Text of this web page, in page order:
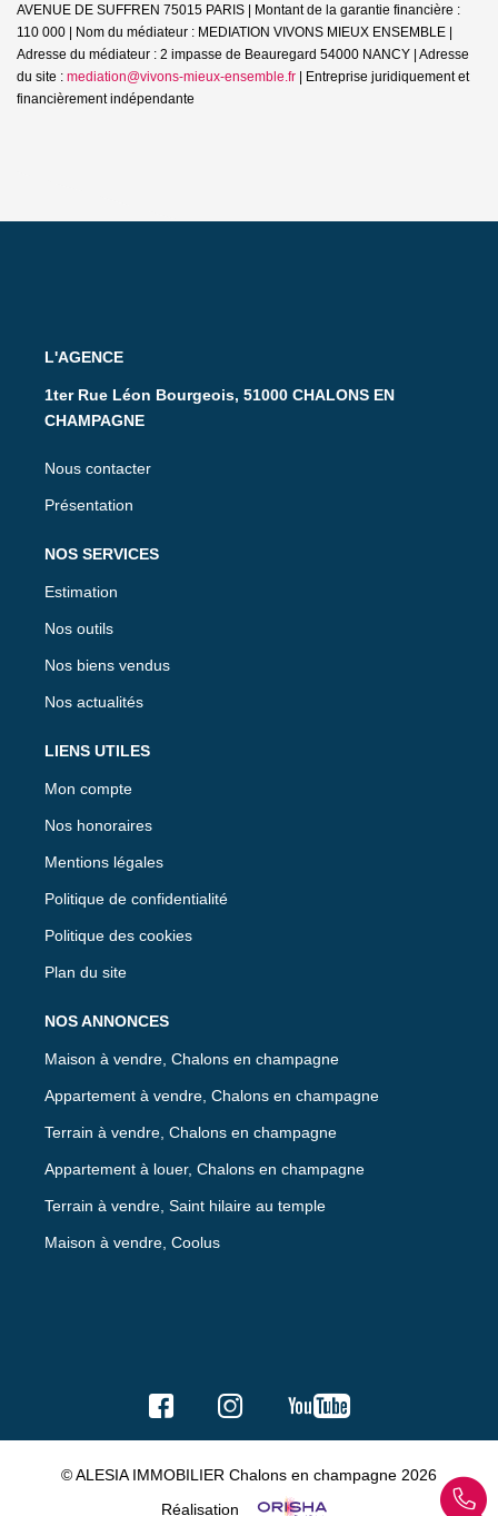
AVENUE DE SUFFREN 75015 PARIS | Montant de la garantie financière :
110 000 | Nom du médiateur : MEDIATION VIVONS MIEUX ENSEMBLE |
Adresse du médiateur : 2 impasse de Beauregard 54000 NANCY | Adresse
du site : mediation@vivons-mieux-ensemble.fr | Entreprise juridiquement et
financièrement indépendante
L'AGENCE
1ter Rue Léon Bourgeois, 51000 CHALONS EN
CHAMPAGNE
Nous contacter
Présentation
NOS SERVICES
Estimation
Nos outils
Nos biens vendus
Nos actualités
LIENS UTILES
Mon compte
Nos honoraires
Mentions légales
Politique de confidentialité
Politique des cookies
Plan du site
NOS ANNONCES
Maison à vendre, Chalons en champagne
Appartement à vendre, Chalons en champagne
Terrain à vendre, Chalons en champagne
Appartement à louer, Chalons en champagne
Terrain à vendre, Saint hilaire au temple
Maison à vendre, Coolus
© ALESIA IMMOBILIER Chalons en champagne 2026
Réalisation